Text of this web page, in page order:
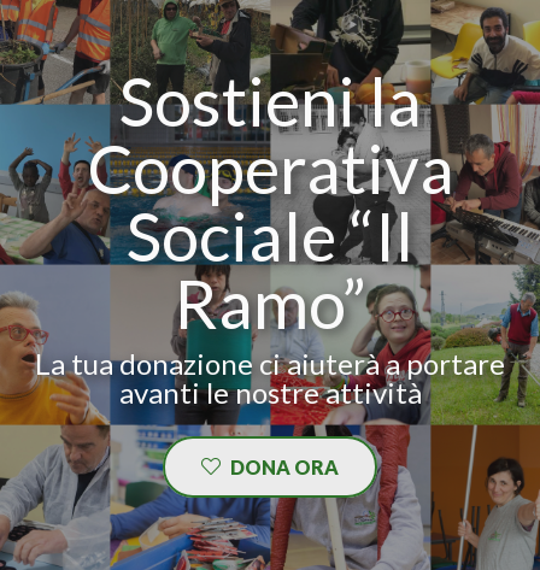
Sostieni la
Cooperativa
Sociale “Il
Ramo”
La tua donazione ci aiuterà a portare
avanti le nostre attività
DONA ORA